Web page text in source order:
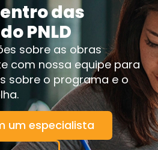
das
PNLD
sobre as obras
com nossa equipe para
sobre o programa e o
um especialista